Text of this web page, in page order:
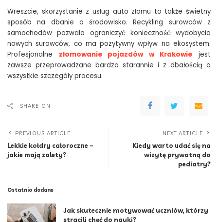
Wreszcie, skorzystanie z usług auto złomu to także świetny
sposób na dbanie o środowisko. Recykling surowców z
samochodów pozwala ograniczyć konieczność wydobycia
nowych surowców, co ma pozytywny wpływ na ekosystem.
Profesjonalne złomowanie pojazdów w Krakowie jest
zawsze przeprowadzane bardzo starannie i z dbałością o
wszystkie szczegóły procesu.
SHARE ON
PREVIOUS ARTICLE
Lekkie kołdry całoroczne –
jakie mają zalety?
NEXT ARTICLE
Kiedy warto udać się na
wizytę prywatną do
pediatry?
Ostatnio dodane
Jak skutecznie motywować uczniów, którzy
stracili chęć do nauki?